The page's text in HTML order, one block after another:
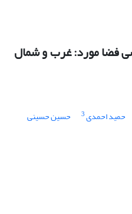
فضا مورد: غرب و شمال
حمید احمدی3 حسین حسینی